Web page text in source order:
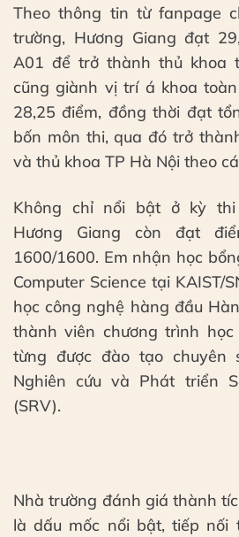
Theo thông tin từ fanpage
trường, Hương Giang đạt
A01 để trở thành thủ khoa
cũng giành vị trí á khoa
28,25 điểm, đồng thời đạt
bốn môn thi, qua đó trở
và thủ khoa TP Hà Nội theo
Không chỉ nổi bật ở kỳ thi
Hương Giang còn đạt
1600/1600. Em nhận học
Computer Science tại KAIST/
học công nghệ hàng đầu
thành viên chương trình
từng được đào tạo chuyên
Nghiên cứu và Phát triển
(SRV).
Nhà trường đánh giá thành
là dấu mốc nổi bật, tiếp nối